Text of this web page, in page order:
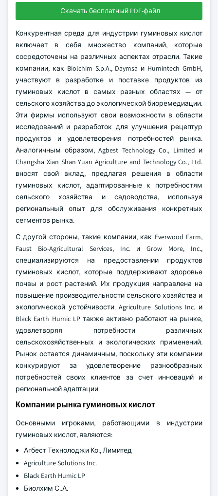
Скачать бесплатный PDF-файл
Конкурентная среда для индустрии гуминовых кислот
включает в себя множество компаний, которые
сосредоточены на различных аспектах отрасли. Такие
компании, как Biolchim S.p.A., Daymsa и Humintech GmbH,
участвуют в разработке и поставке продуктов из
гуминовых кислот в самых разных областях — от
сельского хозяйства до экологической биоремедиации.
Эти фирмы используют свои возможности в области
исследований и разработок для улучшения рецептур
продуктов и удовлетворения потребностей рынка.
Аналогичным образом, Agbest Technology Co., Limited и
Changsha Xian Shan Yuan Agriculture and Technology Co., Ltd.
вносят свой вклад, предлагая решения в области
гуминовых кислот, адаптированные к потребностям
сельского хозяйства и садоводства, используя
региональный опыт для обслуживания конкретных
сегментов рынка.
С другой стороны, такие компании, как Everwood Farm,
Faust Bio-Agricultural Services, Inc. и Grow More, Inc.,
специализируются на предоставлении продуктов
гуминовых кислот, которые поддерживают здоровье
почвы и рост растений. Их продукция направлена на
повышение производительности сельского хозяйства и
экологической устойчивости. Agriculture Solutions Inc. и
Black Earth Humic LP также активно работают на рынке,
удовлетворяя потребности различных
сельскохозяйственных и экологических применений.
Рынок остается динамичным, поскольку эти компании
конкурируют за удовлетворение разнообразных
потребностей своих клиентов за счет инноваций и
региональной адаптации.
Компании рынка гуминовых кислот
Основными игроками, работающими в индустрии
гуминовых кислот, являются:
Агбест Технолоджи Ко., Лимитед
Agriculture Solutions Inc.
Black Earth Humic LP
Биолхим С..А.